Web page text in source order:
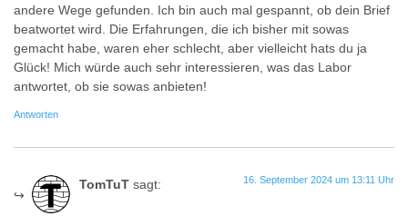
andere Wege gefunden. Ich bin auch mal gespannt, ob dein Brief
beatwortet wird. Die Erfahrungen, die ich bisher mit sowas
gemacht habe, waren eher schlecht, aber vielleicht hats du ja
Glück! Mich würde auch sehr interessieren, was das Labor
antwortet, ob sie sowas anbieten!
Antworten
TomTuT sagt: 16. September 2024 um 13:11 Uhr